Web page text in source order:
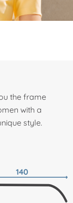
the frame
with a
style.
140